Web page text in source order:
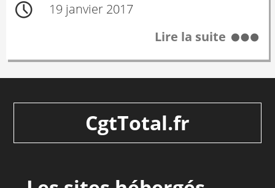
19 janvier 2017
Lire la suite
CgtTotal.fr